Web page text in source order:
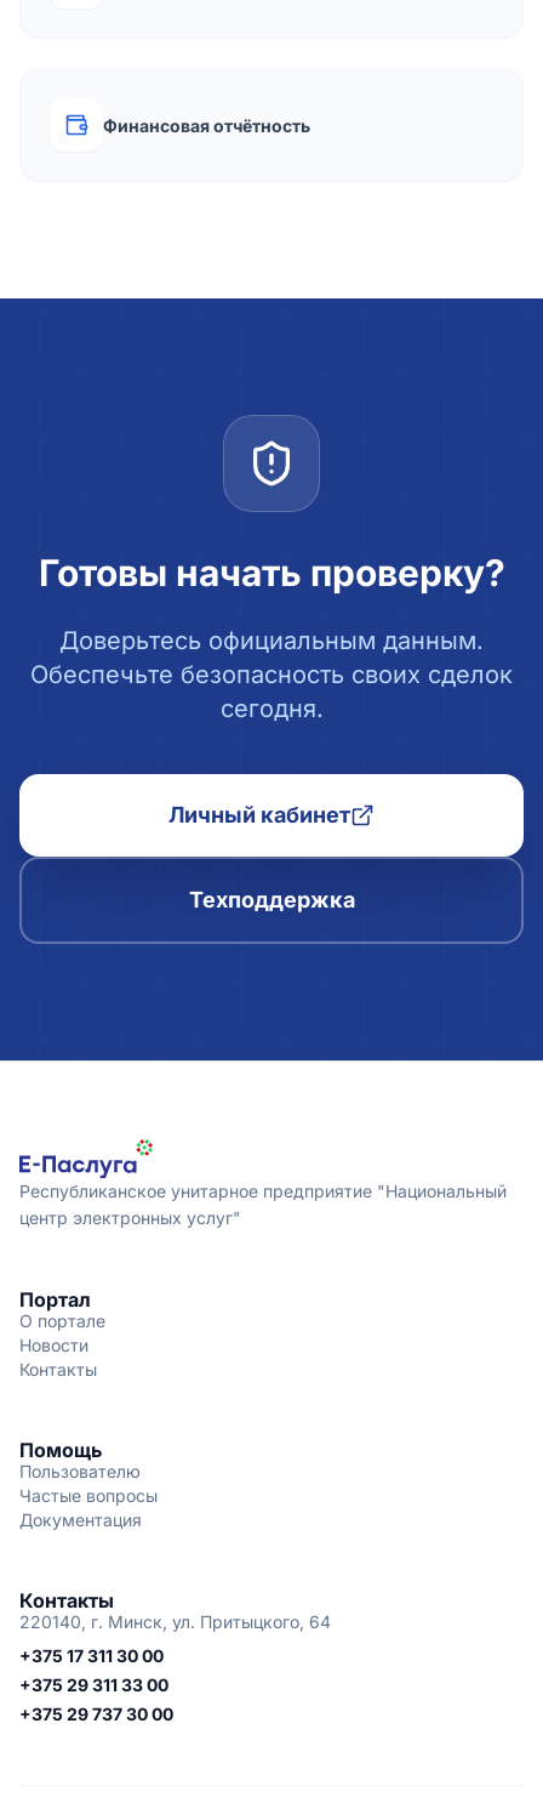
Финансовая отчётность
Готовы начать проверку?
Доверьтесь официальным данным.
Обеспечьте безопасность своих сделок
сегодня.
Личный кабинет
Техподдержка
Республиканское унитарное предприятие "Национальный
центр электронных услуг"
Портал
О портале
Новости
Контакты
Помощь
Пользователю
Частые вопросы
Документация
Контакты
220140, г. Минск, ул. Притыцкого, 64
+375 17 311 30 00
+375 29 311 33 00
+375 29 737 30 00